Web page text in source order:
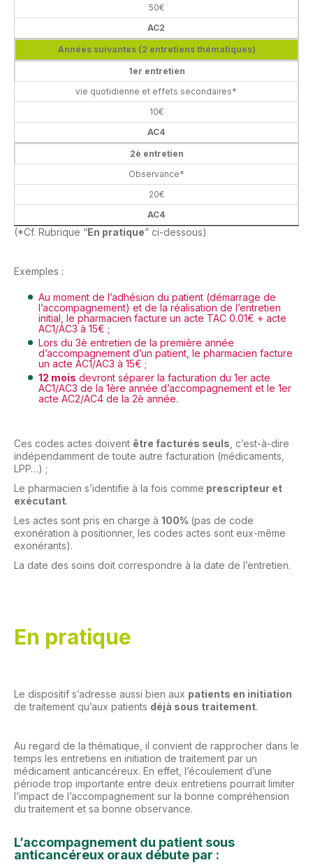
50€
AC2
Années suivantes (2 entretiens thématiques)
1er entretien
vie quotidienne et effets secondaires*
10€
AC4
2è entretien
Observance*
20€
AC4
(*Cf. Rubrique “En pratique” ci-dessous)
Exemples :
Au moment de l’adhésion du patient (démarrage de
l’accompagnement) et de la réalisation de l’entretien
initial, le pharmacien facture un acte TAC 0.01€ + acte
AC1/AC3 à 15€ ;
Lors du 3è entretien de la première année
d’accompagnement d’un patient, le pharmacien facture
un acte AC1/AC3 à 15€ ;
12 mois devront séparer la facturation du 1er acte
AC1/AC3 de la 1ère année d’accompagnement et le 1er
acte AC2/AC4 de la 2è année.
Ces codes actes doivent être facturés seuls , c’est-à-dire
indépendamment de toute autre facturation (médicaments,
LPP…) ;
Le pharmacien s’identifie à la fois comme prescripteur et
exécutant.
Les actes sont pris en charge à 100% (pas de code
exonération à positionner, les codes actes sont eux-même
exonérants).
La date des soins doit correspondre à la date de l’entretien.
En pratique
Le dispositif s’adresse aussi bien aux patients en initiation
de traitement qu’aux patients déjà sous traitement.
Au regard de la thématique, il convient de rapprocher dans le
temps les entretiens en initiation de traitement par un
médicament anticancéreux. En effet, l’écoulement d’une
période trop importante entre deux entretiens pourrait limiter
l’impact de l’accompagnement sur la bonne compréhension
du traitement et sa bonne observance.
L’accompagnement du patient sous
anticancéreux oraux débute par :